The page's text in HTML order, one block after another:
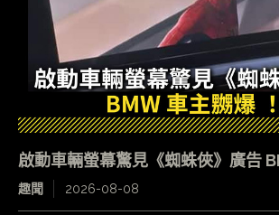
啟動車輛螢幕驚見《蜘蛛俠》廣告
趣聞 2026-08-08